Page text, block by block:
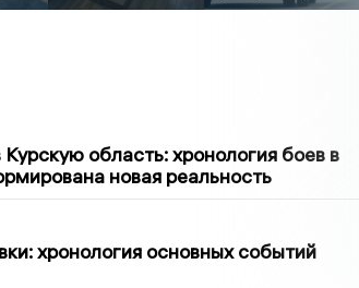
область: хронология боев в
новая реальность
хронология основных событий